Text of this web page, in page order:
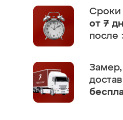
Сроки
от 7
после
Замер,